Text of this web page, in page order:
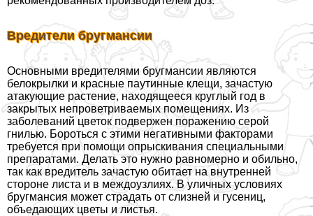
Вредители бругмансии
Основными вредителями бругмансии являются
белокрылки и красные паутинные клещи, зачастую
атакующие растение, находящееся круглый год в
закрытых непроветриваемых помещениях. Из
заболеваний цветок подвержен поражению серой
гнилью. Бороться с этими негативными факторами
требуется при помощи опрыскивания специальными
препаратами. Делать это нужно равномерно и обильно,
так как вредитель зачастую обитает на внутренней
стороне листа и в междоузлиях. В уличных условиях
бругмансия может страдать от слизней и гусениц,
объедающих цветы и листья.